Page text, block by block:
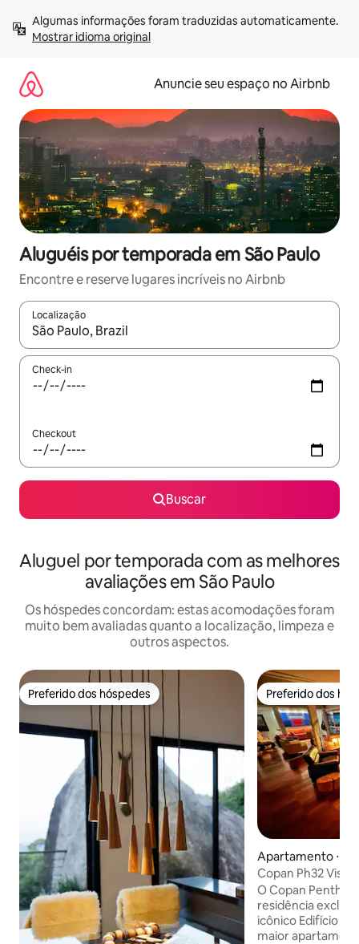
para
Mostrar idioma original
Anuncie seu espaço no Airbnb
Aluguéis por temporada em São Paulo
Encontre e reserve lugares incríveis no Airbnb
Localização
Quando os resultados estiverem disponíveis, explore-os
Check-in
Checkout
Buscar
Aluguel por temporada com as melhores
avaliações em São Paulo
Os hóspedes concordam: estas acomodações foram
muito bem avaliadas quanto a localização, limpeza e
outros aspectos.
Preferido dos hóspedes
Preferido dos hóspedes Preferido dos
Preferido dos
Apartamento ⋅
Copan Ph32
Andar · 280m²
O Copan
residência
icônico Edifício
maior